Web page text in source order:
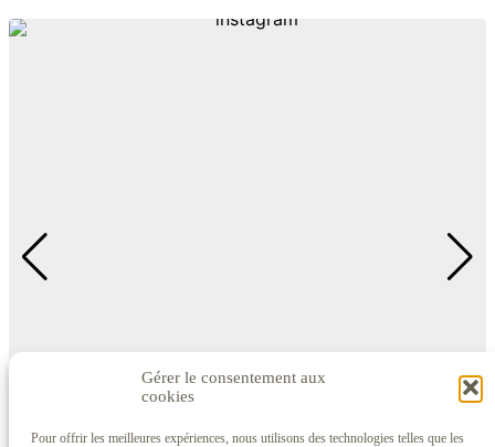
Gérer le consentement aux
cookies
Pour offrir les meilleures expériences, nous utilisons des technologies telles que les